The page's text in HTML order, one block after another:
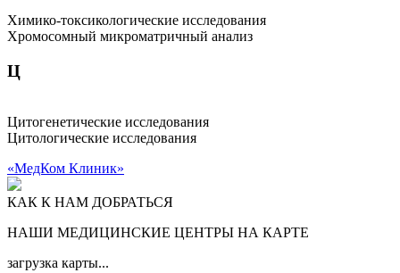
Химико-токсикологические исследования
Хромосомный микроматричный анализ
Ц
Цитогенетические исследования
Цитологические исследования
«МедКом Клиник»
КАК К НАМ ДОБРАТЬСЯ
НАШИ МЕДИЦИНСКИЕ ЦЕНТРЫ НА КАРТЕ
загрузка карты...